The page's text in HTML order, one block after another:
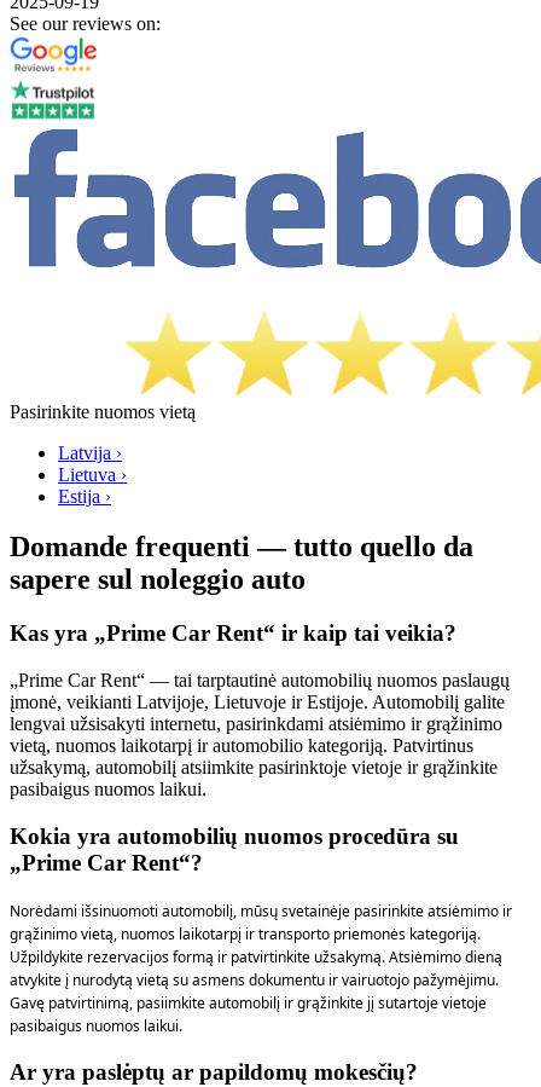
See our reviews on:
Pasirinkite nuomos vietą
Latvija ›
Lietuva ›
Estija ›
Domande frequenti — tutto quello da
sapere sul noleggio auto
Kas yra „Prime Car Rent“ ir kaip tai veikia?
„Prime Car Rent“ — tai tarptautinė automobilių nuomos paslaugų
įmonė, veikianti Latvijoje, Lietuvoje ir Estijoje. Automobilį galite
lengvai užsisakyti internetu, pasirinkdami atsiėmimo ir grąžinimo
vietą, nuomos laikotarpį ir automobilio kategoriją. Patvirtinus
užsakymą, automobilį atsiimkite pasirinktoje vietoje ir grąžinkite
pasibaigus nuomos laikui.
Kokia yra automobilių nuomos procedūra su
„Prime Car Rent“?
Norėdami išsinuomoti automobilį, mūsų svetainėje pasirinkite atsiėmimo ir
grąžinimo vietą, nuomos laikotarpį ir transporto priemonės kategoriją.
Užpildykite rezervacijos formą ir patvirtinkite užsakymą. Atsiėmimo dieną
atvykite į nurodytą vietą su asmens dokumentu ir vairuotojo pažymėjimu.
Gavę patvirtinimą, pasiimkite automobilį ir grąžinkite jį sutartoje vietoje
pasibaigus nuomos laikui.
Ar yra paslėptų ar papildomų mokesčių?